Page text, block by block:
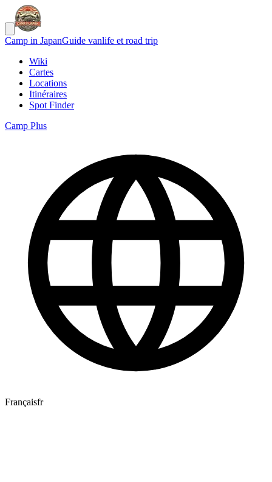
Camp in JapanGuide vanlife et road trip
Wiki
Cartes
Locations
Itinéraires
Spot Finder
Camp Plus
Françaisfr